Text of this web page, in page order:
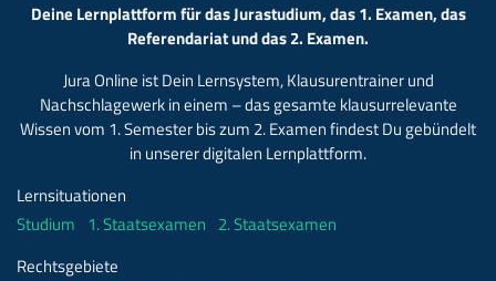
Deine Lernplattform für das Jurastudium, das 1. Examen, das
Referendariat und das 2. Examen.
Jura Online ist Dein Lernsystem, Klausurentrainer und
Nachschlagewerk in einem – das gesamte klausurrelevante
Wissen vom 1. Semester bis zum 2. Examen findest Du gebündelt
in unserer digitalen Lernplattform.
Lernsituationen
Studium 1. Staatsexamen 2. Staatsexamen
Rechtsgebiete